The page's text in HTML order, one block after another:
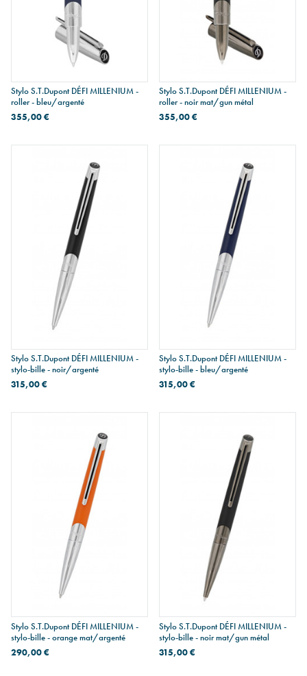
Stylo S.T.Dupont DÉFI MILLENIUM -
roller - bleu/argenté
355,00 €
Stylo S.T.Dupont DÉFI MILLENIUM -
roller - noir mat/gun métal
355,00 €
Stylo S.T.Dupont DÉFI MILLENIUM -
stylo-bille - noir/argenté
315,00 €
Stylo S.T.Dupont DÉFI MILLENIUM -
stylo-bille - bleu/argenté
315,00 €
Stylo S.T.Dupont DÉFI MILLENIUM -
stylo-bille - orange mat/argenté
290,00 €
Stylo S.T.Dupont DÉFI MILLENIUM -
stylo-bille - noir mat/gun métal
315,00 €